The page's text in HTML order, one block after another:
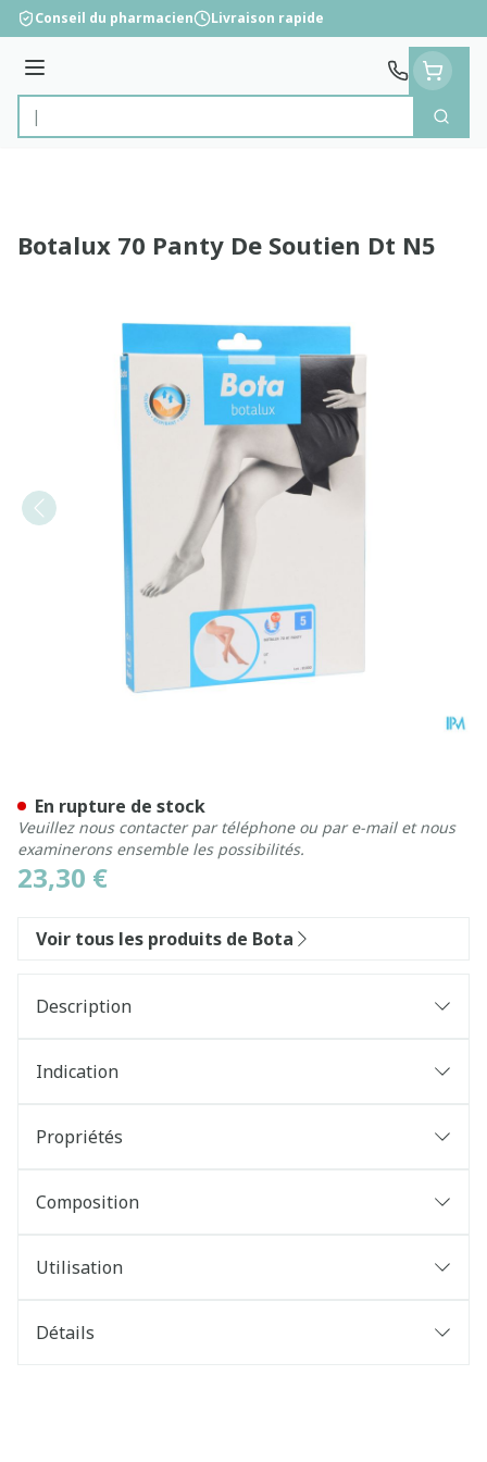
Aller au contenu
Conseil du pharmacien Livraison rapide
Menu
Rechercher
Botalux 70 Panty De Soutien Dt N5
23,30 €
En rupture de stock
Veuillez nous contacter par téléphone ou par e-mail et nous
examinerons ensemble les possibilités.
Voir tous les produits de Bota
Description
Indication
Propriétés
Composition
Utilisation
Détails